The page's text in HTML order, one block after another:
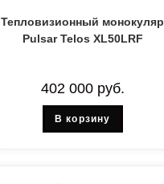
из 5
Тепловизионный монокуляр
Pulsar Telos XL50LRF
402 000 руб.
В корзину